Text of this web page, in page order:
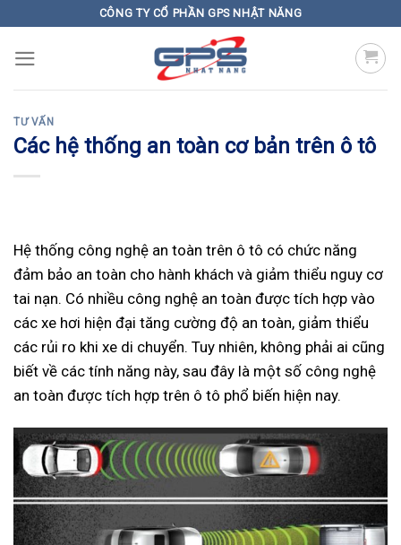
content
CÔNG TY CỔ PHẦN GPS NHẬT NĂNG
TƯ VẤN
Các hệ thống an toàn cơ bản trên ô tô
Hệ thống công nghệ an toàn trên ô tô có chức năng
đảm bảo an toàn cho hành khách và giảm thiểu nguy cơ
tai nạn. Có nhiều công nghệ an toàn được tích hợp vào
các xe hơi hiện đại tăng cường độ an toàn, giảm thiểu
các rủi ro khi xe di chuyển. Tuy nhiên, không phải ai cũng
biết về các tính năng này, sau đây là một số công nghệ
an toàn được tích hợp trên ô tô phổ biến hiện nay.